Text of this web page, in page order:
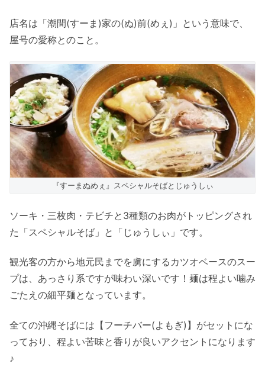
店名は「潮間(すーま)家の(ぬ)前(めぇ)」という意味で、
屋号の愛称とのこと。
『すーまぬめぇ』スペシャルそばとじゅうしぃ
ソーキ・三枚肉・テビチと3種類のお肉がトッピングされ
た「スペシャルそば」と「じゅうしぃ」です。
観光客の方から地元民までを虜にするカツオベースのスー
プは、あっさり系ですが味わい深いです！麺は程よい噛み
ごたえの細平麺となっています。
全ての沖縄そばには【フーチバー(よもぎ)】がセットにな
っており、程よい苦味と香りが良いアクセントになります
♪